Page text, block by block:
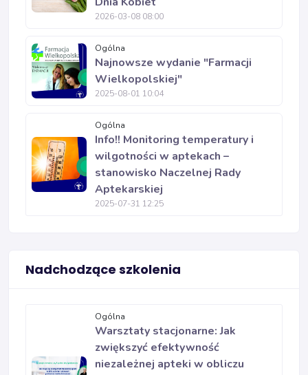
2026-03-08 08:00
Ogólna
Najnowsze wydanie "Farmacji
Wielkopolskiej"
2025-08-01 10:04
Ogólna
Info!! Monitoring temperatury i
wilgotności w aptekach –
stanowisko Naczelnej Rady
Aptekarskiej
2025-07-31 12:25
Nadchodzące szkolenia
Ogólna
Warsztaty stacjonarne: Jak
zwiększyć efektywność
niezależnej apteki w obliczu